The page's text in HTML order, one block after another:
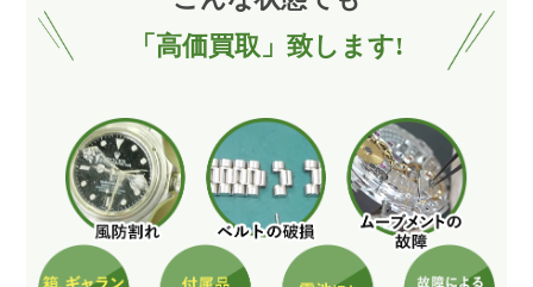
「高価買取」致します!